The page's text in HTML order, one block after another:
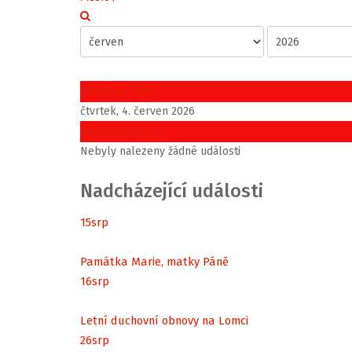
Předchozí den
čtvrtek, 4. červen 2026
Následující den
Nebyly nalezeny žádné události
Nadcházející události
15srp
Památka Marie, matky Páně
16srp
Letní duchovní obnovy na Lomci
26srp